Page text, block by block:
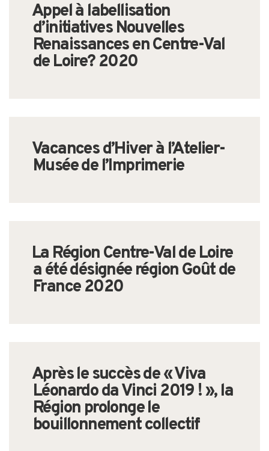
Appel à labellisation
d’initiatives Nouvelles
Renaissances en Centre-Val
de Loire? 2020
Vacances d’Hiver à l’Atelier-
Musée de l’Imprimerie
La Région Centre-Val de Loire
a été désignée région Goût de
France 2020
Après le succès de « Viva
Léonardo da Vinci 2019 ! », la
Région prolonge le
bouillonnement collectif